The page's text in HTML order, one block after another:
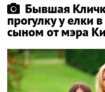
Бывшая
прогулку у елки
сыном от мэра